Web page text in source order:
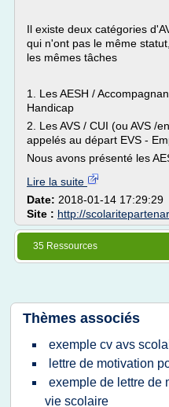
Il existe deux catégories
qui n'ont pas le même
les mêmes tâches
1. Les AESH /
Handicap
2. Les AVS / CUI (ou AVS /
appelés au départ EVS -
Nous avons présenté les
Lire la suite
Date: 2018-01-14 17:29:29
Site : http://
35 Ressources
Thèmes associés
exemple cv avs
lettre de motivation
exemple de lettre de
vie scolaire